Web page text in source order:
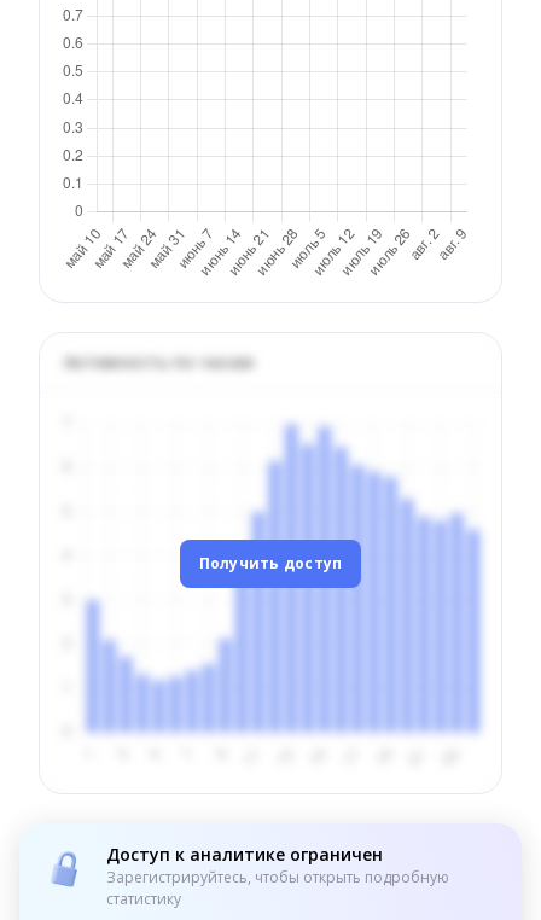
Активность по часам
Получить доступ
Доступ к аналитике ограничен
Зарегистрируйтесь, чтобы открыть подробную
статистику